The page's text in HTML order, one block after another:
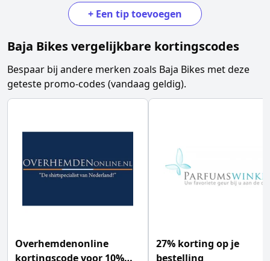
+ Een tip toevoegen
Baja Bikesvergelijkbare kortingscodes
Bespaar bij andere merken zoals Baja Bikes met deze
geteste promo-codes (vandaag geldig).
Overhemdenonline
kortingscode voor 10%
27% korting op je
bestelling